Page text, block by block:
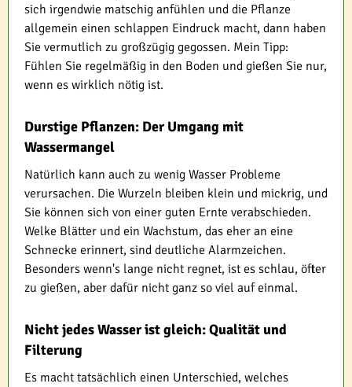
sich irgendwie matschig anfühlen und die Pflanze
allgemein einen schlappen Eindruck macht, dann haben
Sie vermutlich zu großzügig gegossen. Mein Tipp:
Fühlen Sie regelmäßig in den Boden und gießen Sie nur,
wenn es wirklich nötig ist.
Durstige Pflanzen: Der Umgang mit
Wassermangel
Natürlich kann auch zu wenig Wasser Probleme
verursachen. Die Wurzeln bleiben klein und mickrig, und
Sie können sich von einer guten Ernte verabschieden.
Welke Blätter und ein Wachstum, das eher an eine
Schnecke erinnert, sind deutliche Alarmzeichen.
Besonders wenn's lange nicht regnet, ist es schlau, öfter
zu gießen, aber dafür nicht ganz so viel auf einmal.
Nicht jedes Wasser ist gleich: Qualität und
Filterung
Es macht tatsächlich einen Unterschied, welches